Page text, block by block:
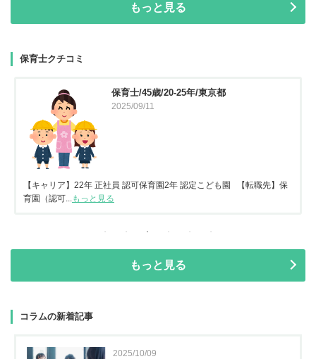
もっと見る
保育士クチコミ
保育士/45歳/20-25年/東京都
2025/09/11
【キャリア】22年 正社員 認可保育園2年 認定こども園 【転職先】保
育園（認可...もっと見る
もっと見る
コラムの新着記事
2025/10/09